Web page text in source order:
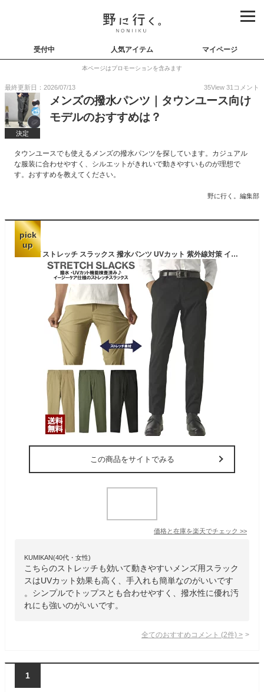
受付中 人気アイテム マイページ
本ページはプロモーションを含みます
最終更新日：2026/07/13 35View 31 コメント
決定
メンズの撥水パンツ｜タウンユース向け
モデルのおすすめは？
タウンユースでも使えるメンズの撥水パンツを探しています。カジュアル
な服装に合わせやすく、シルエットがきれいで動きやすいものが理想で
す。おすすめを教えてください。
野に行く。編集部
pick
up
メンズ ストレッチ スラックス 撥水パンツ UVカット 紫外線対策 イージーケア 機能検査済み フルレングス ボトムス カラーパンツ【A8X】【パケ1】
この商品をサイトでみる
価格と在庫を楽天でチェック >>
KUMIKAN(40代・女性)
こちらのストレッチも効いて動きやすいメンズ用スラック
スはUVカット効果も高く、手入れも簡単なのがいいです
。シンプルでトップスとも合わせやすく、撥水性に優れ汚
れにも強いのがいいです。
全てのおすすめコメント (2件) >
1